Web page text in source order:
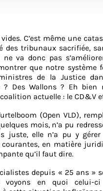
C’est même une
des tribunaux sacrifiée,
va donc pas
que notre système
de la Justice
? Des Wallons ? Eh bien
actuelle : le CD&V et
(Open VLD),
mois, n’a pu
juste, elle n’a pu y
en matière
qu’il faut dire.
depuis « 25 ans »
voyons en quoi